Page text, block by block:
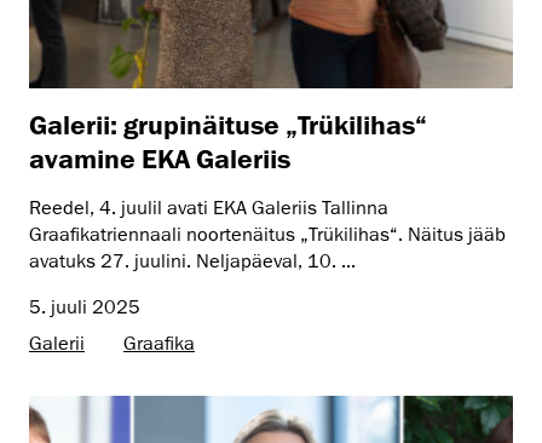
Galerii: grupinäituse „Trükilihas“
avamine EKA Galeriis
Reedel, 4. juulil avati EKA Galeriis Tallinna
Graafikatriennaali noortenäitus „Trükilihas“. Näitus jääb
avatuks 27. juulini. Neljapäeval, 10. ...
5. juuli 2025
Galerii
Graafika